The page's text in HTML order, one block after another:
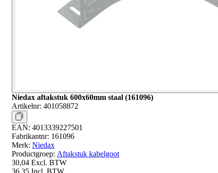
Niedax aftakstuk 600x60mm staal (161096)
Artikelnr: 401058872
EAN: 4013339227501
Fabrikantnr: 161096
Merk: Niedax
Productgroep: Aftakstuk kabelgoot
30,04 Excl. BTW
36,35 Incl. BTW